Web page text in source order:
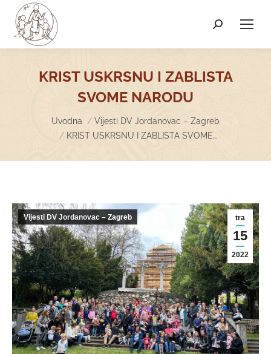
Search:
KRIST USKRSNU I ZABLISTA
SVOME NARODU
Uvodna
Vijesti DV Jordanovac – Zagreb
KRIST USKRSNU I ZABLISTA SVOME…
tra
15
2022
Vijesti DV Jordanovac – Zagreb